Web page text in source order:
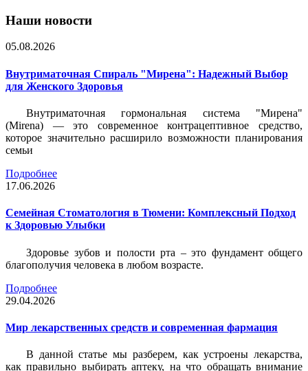
Наши новости
05.08.2026
Внутриматочная Спираль "Мирена": Надежный Выбор
для Женского Здоровья
Внутриматочная гормональная система "Мирена"
(Mirena) — это современное контрацептивное средство,
которое значительно расширило возможности планирования
семьи
Подробнее
17.06.2026
Семейная Стоматология в Тюмени: Комплексный Подход
к Здоровью Улыбки
Здоровье зубов и полости рта – это фундамент общего
благополучия человека в любом возрасте.
Подробнее
29.04.2026
Мир лекарственных средств и современная фармация
В данной статье мы разберем, как устроены лекарства,
как правильно выбирать аптеку, на что обращать внимание